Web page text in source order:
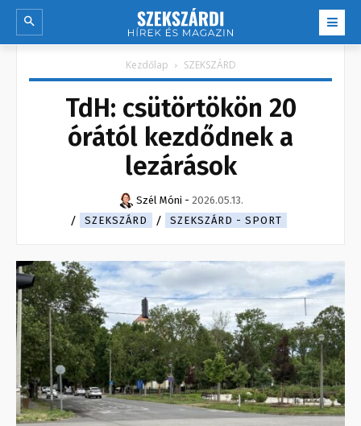
Kezdőlap SZEKSZÁRD
TdH: csütörtökön 20
órától kezdődnek a
lezárások
Szél Móni - 2026.05.13.
SZEKSZÁRD
SZEKSZÁRD - SPORT